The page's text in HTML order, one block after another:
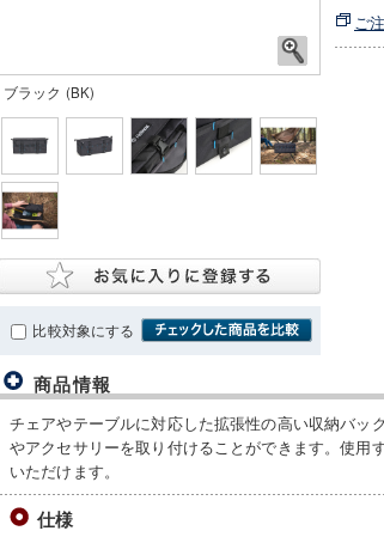
ブラック (BK)
比較対象にする
ご
商品情報
チェアやテーブルに対応した拡張性の高い収納バッ
やアクセサリーを取り付けることができます。使用
いただけます。
仕様